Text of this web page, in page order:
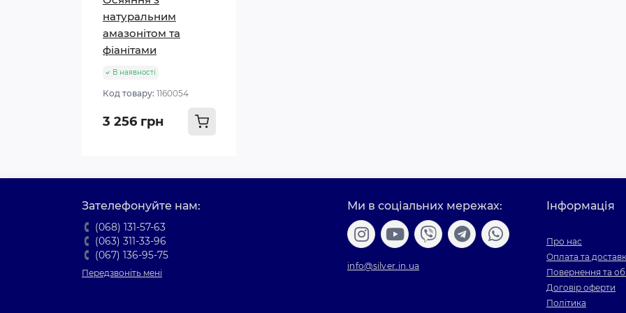
натуральним
амазонітом та
фіанітами
В наявності
Код товару: 1160054
3 256 грн
Зателефонуйте нам:
(068) 131-57-63
(063) 311-33-96
(067) 136-95-75
Передзвоніть мені
Ми в соціальних мережах:
info@silver.in.ua
Інформація
Про нас
Оплата та
Повернення та
Договір оферти
Політика